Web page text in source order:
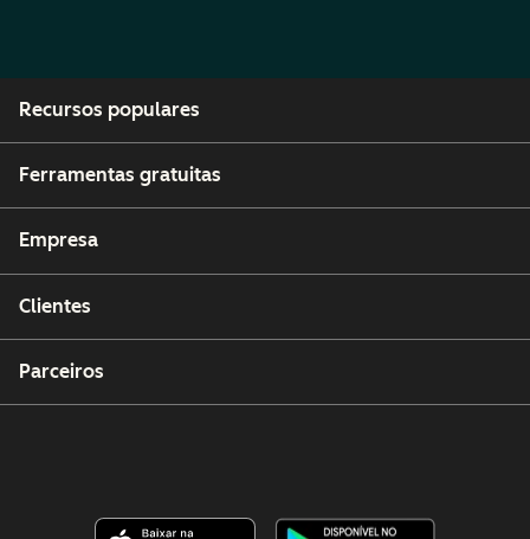
Recursos populares
Ferramentas gratuitas
Empresa
Clientes
Parceiros